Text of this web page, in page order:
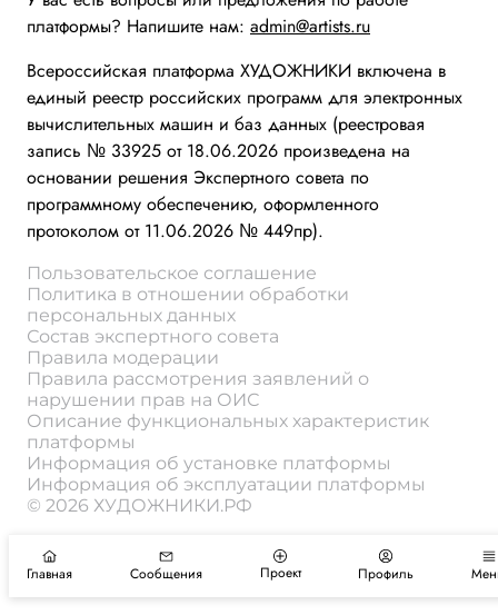
платформы? Напишите нам: admin@artists.ru
Всероссийская платформа ХУДОЖНИКИ включена в
единый реестр российских программ для электронных
вычислительных машин и баз данных (реестровая
запись № 33925 от 18.06.2026 произведена на
основании решения Экспертного совета по
программному обеспечению, оформленного
протоколом от 11.06.2026 № 449пр).
Пользовательское соглашение
Политика в отношении обработки
персональных данных
Состав экспертного совета
Правила модерации
Правила рассмотрения заявлений о
нарушении прав на ОИС
Описание функциональных характеристик
платформы
Информация об установке платформы
Информация об эксплуатации платформы
© 2026 ХУДОЖНИКИ.РФ
Главная Сообщения Проект Профиль